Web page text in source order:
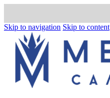
Skip to navigation Skip to content